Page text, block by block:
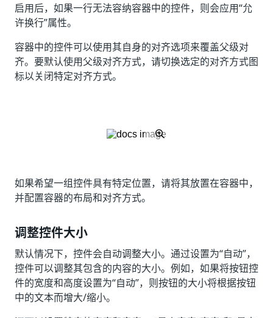
启用后，如果一行无法容纳容器中的控件，则会应用“允
许换行”属性。
容器中的控件可以使用其自身的对齐选项来覆盖父级对
齐。要默认使用父级对齐方式，请切换选定的对齐方式图
标以关闭特定对齐方式。
如果希望一组控件具有特定位置，请将其放置在容器中，
并配置容器的布局和对齐方式。
调整控件大小
默认情况下，控件会自动调整大小。通过设置为“自动”，
控件可以调整其包含的内容的大小。例如，如果将按钮控
件的宽度和高度设置为“自动”，则按钮的大小将根据按钮
中的文本而增大/缩小。